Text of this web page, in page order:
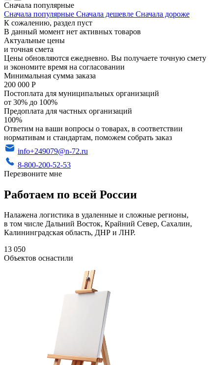
Сначала популярные
Сначала популярные Сначала дешевле Сначала дороже
К сожалению, раздел пуст
В данный момент нет активных товаров
Актуальные цены
и точная смета
Цены обновляются ежедневно. Вы получаете точную смету
и экономите время на согласовании
Минимальная сумма заказа
200 000 Р
Постоплата для муниципальных организаций
от 30% до 100%
Предоплата для частных организаций
100%
Ответим на ваши вопросы о товарах, в соответствии
нормативам и стандартам, поможем собрать заказ
info+249079@n-72.ru
8-800-200-52-53
Перезвоните мне
Работаем по всей России
Налажена логистика в удаленные и сложные регионы,
в том числе Дальний Восток, Крайний Север, Сахалин,
Калининградская область, ДНР и ЛНР.
13 050
Объектов оснастили